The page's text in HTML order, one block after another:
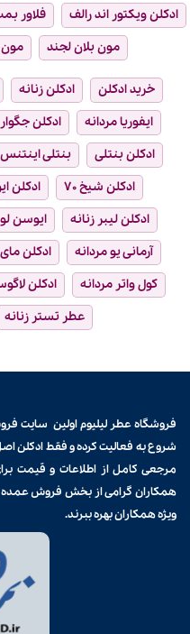
ادکلن ویکتور اند رالف
فلاور
مون بلان لجند
مون
خرید ادکلن ادکلن زنانه
ایفوریا مردانه
ادکلن جگوار
ادکلن بنتلی
بنتلی اینتنس
ادکلن شیخ ۷۰
ادکلن
ادکلن لیبر زنانه
ایوسن
آرمانی یو مردانه
ادکلن
کول واتر مردانه
ادکلن
عطر تستر زنانه
فروشگاه عطر لیلیوم اولین سایت
شروع به فعالیت کرده و فقط ادکلن
مرجعی کامل از اطلاعات و قیمت
همکاران گرامی از بخش فروش عمده
ویژه همکاران بهره ببرند.